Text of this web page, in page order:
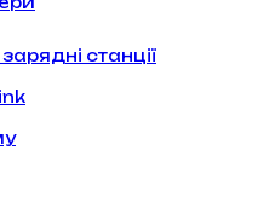
станції